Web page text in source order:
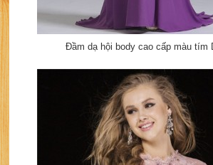
Đầm dạ hội body cao cấp màu tím